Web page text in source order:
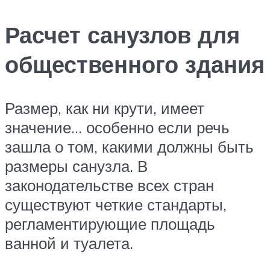
Расчет санузлов для
общественного здания
Размер, как ни крути, имеет
значение… особенно если речь
зашла о том, какими должны быть
размеры санузла. В
законодательстве всех стран
существуют четкие стандарты,
регламентирующие площадь
ванной и туалета.